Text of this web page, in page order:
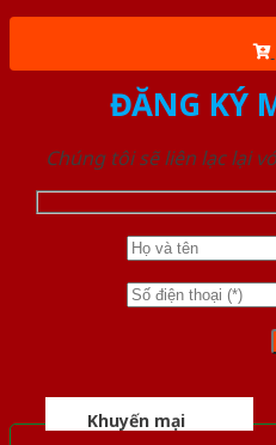
ĐĂNG KÝ
Chúng tôi sẽ liên lạc lại
Khuyến mại